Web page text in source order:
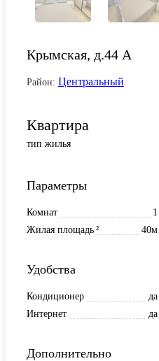
Крымская, д.44 А
Район: Центральный
Квартира
тип жилья
Параметры
Комнат 1
Жилая площадь
40м
²
Удобства
Кондиционер да
Интернет
да
Дополнительно